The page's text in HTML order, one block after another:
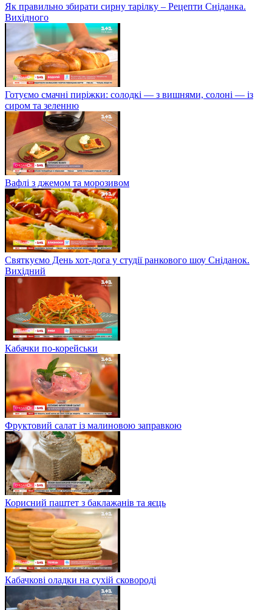
Як правильно збирати сирну тарілку – Рецепти Сніданка.
Вихідного
Готуємо смачні пиріжки: солодкі — з вишнями, солоні — із
сиром та зеленню
Вафлі з джемом та морозивом
Святкуємо День хот-дога у студії ранкового шоу Сніданок.
Вихідний
Кабачки по-корейськи
Фруктовий салат із малиновою заправкою
Корисний паштет з баклажанів та яєць
Кабачкові оладки на сухій сковороді